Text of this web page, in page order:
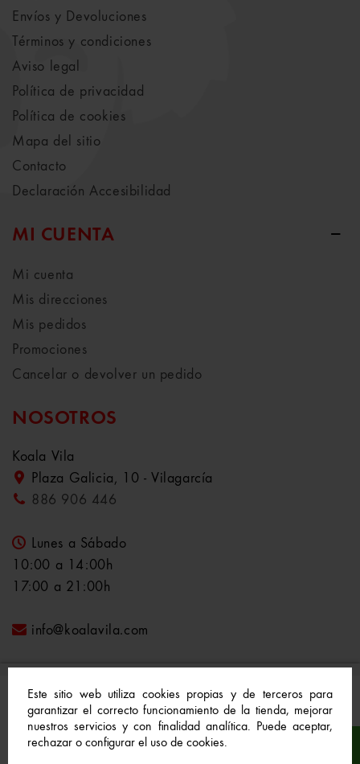
Este sitio web utiliza cookies propias y de terceros para
garantizar el correcto funcionamiento de la tienda, mejorar
nuestros servicios y con finalidad analítica. Puede aceptar,
rechazar o configurar el uso de cookies.
Envíos y Devoluciones
Términos y condiciones
Aviso legal
Política de privacidad
Política de cookies
Mapa del sitio
Contacto
Declaración Accesibilidad
MI CUENTA
Mi cuenta
Mis direcciones
Mis pedidos
Promociones
Cancelar o devolver un pedido
NOSOTROS
Koala Vila
Plaza Galicia, 10 - Vilagarcía
886 906 446
Lunes a Sábado
10:00 a 14:00h
17:00 a 21:00h
info@koalavila.com
© 2021-2022 Koala Vila™. Todos los derechos